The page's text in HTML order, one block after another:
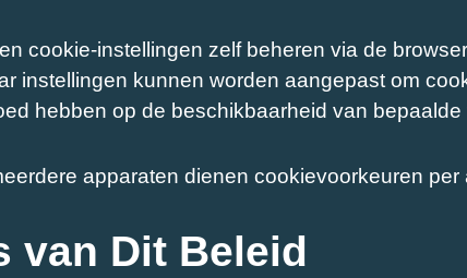
cookie-instellingen zelf beheren via de
instellingen kunnen worden aangepast om
hebben op de beschikbaarheid van bepaalde
apparaten dienen cookievoorkeuren
van Dit Beleid